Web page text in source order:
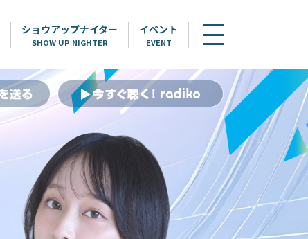
ショウアップナイター
SHOW UP NIGHTER
イベント
EVENT